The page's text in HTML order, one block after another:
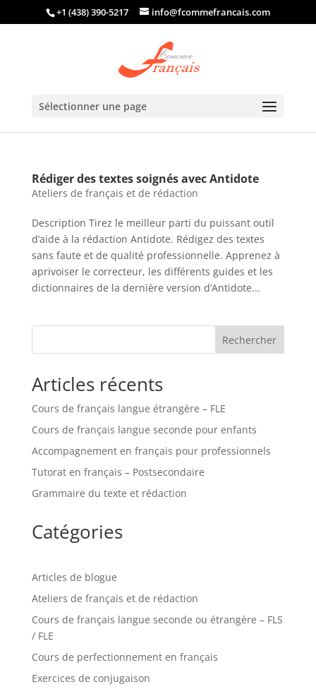
+1 (438) 390-5217 info@fcommefrancais.com
Sélectionner une page
Rédiger des textes soignés avec Antidote
Ateliers de français et de rédaction
Description Tirez le meilleur parti du puissant outil
d’aide à la rédaction Antidote. Rédigez des textes
sans faute et de qualité professionnelle. Apprenez à
aprivoiser le correcteur, les différents guides et les
dictionnaires de la dernière version d’Antidote...
Rechercher
Articles récents
Cours de français langue étrangère – FLE
Cours de français langue seconde pour enfants
Accompagnement en français pour professionnels
Tutorat en français – Postsecondaire
Grammaire du texte et rédaction
Catégories
Articles de blogue
Ateliers de français et de rédaction
Cours de français langue seconde ou étrangère – FLS
/ FLE
Cours de perfectionnement en français
Exercices de conjugaison